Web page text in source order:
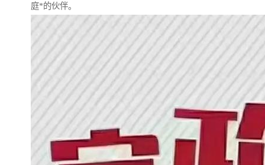
庭*的伙伴。